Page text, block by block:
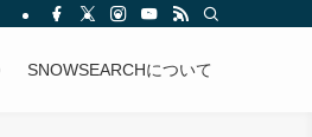
SNOWSEARCHについて